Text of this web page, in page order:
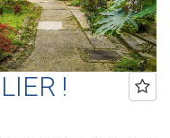
- SUCCESSION -
!